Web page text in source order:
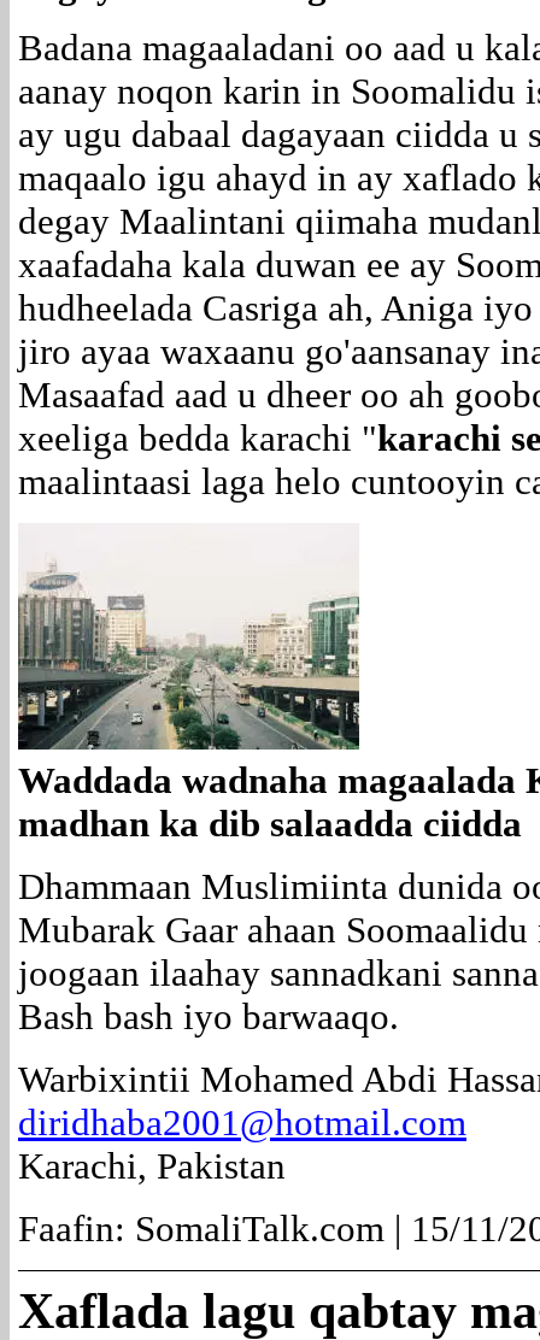
Badana magaaladani oo aad u
aanay noqon karin in Soomalidu
ay ugu dabaal dagayaan ciidda u
maqaalo igu ahayd in ay xaflado
degay Maalintani qiimaha
xaafadaha kala duwan ee ay
hudheelada Casriga ah, Aniga
jiro ayaa waxaanu go'aansanay
Masaafad aad u dheer oo ah
xeeliga bedda karachi "karachi
maalintaasi laga helo cuntooyin
Waddada wadnaha
madhan ka dib salaadda ciidda
Dhammaan Muslimiinta dunida
Mubarak Gaar ahaan
joogaan ilaahay sannadkani
Bash bash iyo barwaaqo.
Warbixintii Mohamed Abdi
diridhaba2001@hotmail.com
Karachi, Pakistan
Faafin: SomaliTalk.com | 15/11/
Xaflada lagu qabtay